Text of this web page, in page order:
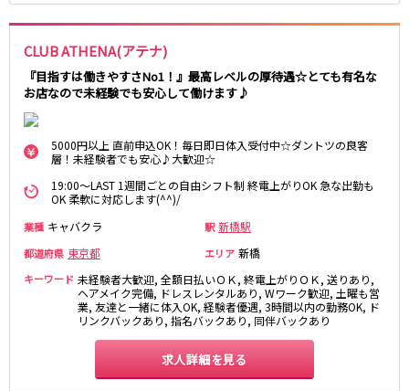
CLUB ATHENA(アテナ)
『目指すは働きやすさNo1！』最高レベルの厚待遇☆とても有名な
お店なので未経験でも安心して働けます♪
5000円以上 直前申込OK！毎日即日体入受付中☆ダントツの良客
層！未経験者でも安心♪大歓迎☆
19:00～LAST 1週間ごとの自由シフト制 終電上がりOK 急な出勤も
OK 柔軟に対応します(^^)/
業種 キャバクラ 駅 新橋駅
都道府県 東京都 エリア 新橋
キーワード 未経験者大歓迎, 全額日払いＯＫ, 終電上がりＯＫ, 送りあり,
ヘアメイク完備, ドレスレンタルあり, Wワーク歓迎, 土曜も営
業, 友達と一緒に体入OK, 経験者優遇, 3時間以内の勤務OK, ド
リンクバックあり, 指名バックあり, 同伴バックあり
求人詳細を見る
守谷
大泉学園・石神井公園
西麻布
神奈川県
藤沢・鎌倉
相模原
厚木
横浜
大和
溝の口
平塚
横須賀
上大岡・戸塚
新横浜
武蔵小杉
たまプラーザ・向ヶ丘遊園・鷺沼
元住吉・綱島
川崎中部
横浜東部
川崎北部
茅ヶ崎
綾瀬・海老名・座間
両国駅
浅草橋駅
水道橋駅
東中野駅
飯田橋駅
四ツ谷駅
JR中央線(快速)
新宿駅
立川駅
吉祥寺駅
神田駅
八王子駅
中野駅
高円寺駅
荻窪駅
阿佐ヶ谷駅
三鷹駅
国分寺駅
西荻窪駅
水道橋駅